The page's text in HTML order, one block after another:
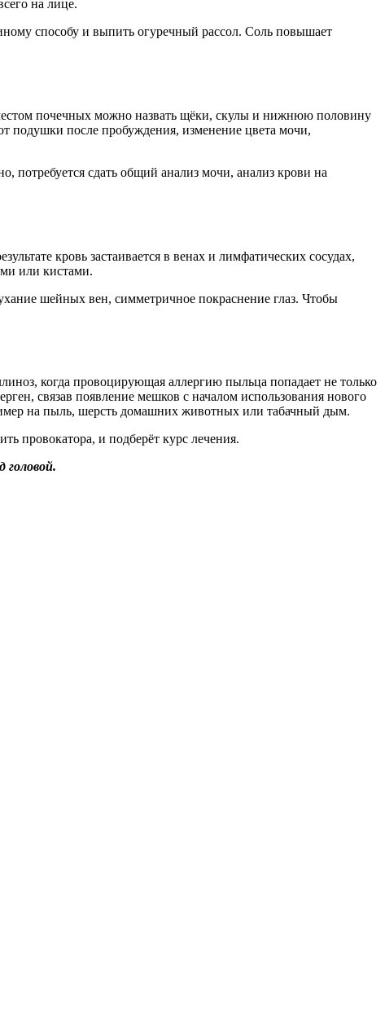
на лице.
способу и выпить огуречный рассол. Соль повышает
почечных можно назвать щёки, скулы и нижнюю половину
подушки после пробуждения, изменение цвета мочи,
потребуется сдать общий анализ мочи, анализ крови на
кровь застаивается в венах и лимфатических сосудах,
или кистами.
шейных вен, симметричное покраснение глаз. Чтобы
когда провоцирующая аллергию пыльца попадает не только
связав появление мешков с началом использования нового
на пыль, шерсть домашних животных или табачный дым.
провокатора, и подберёт курс лечения.